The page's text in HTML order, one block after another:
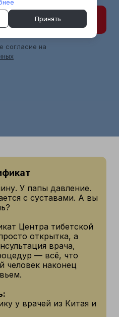
согласие на
У папы давление.
с суставами. А вы
Центра тибетской
открытка, а
врача,
— всё, что
человек наконец
у врачей из Китая и
Принять